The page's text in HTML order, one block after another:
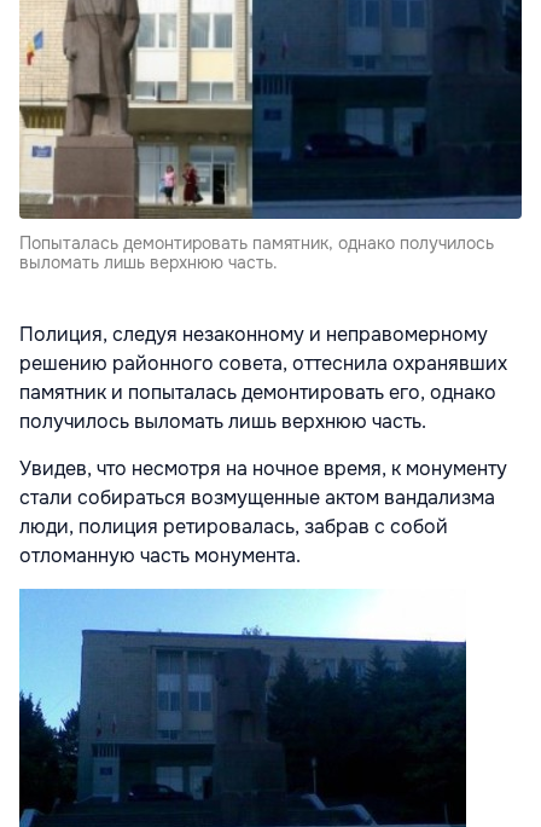
Попыталась демонтировать памятник, однако получилось
выломать лишь верхнюю часть.
Полиция, следуя незаконному и неправомерному
решению районного совета, оттеснила охранявших
памятник и попыталась демонтировать его, однако
получилось выломать лишь верхнюю часть.
Увидев, что несмотря на ночное время, к монументу
стали собираться возмущенные актом вандализма
люди, полиция ретировалась, забрав с собой
отломанную часть монумента.